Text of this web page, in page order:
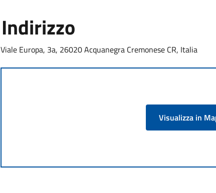
Indirizzo
Viale Europa, 3a, 26020 Acquanegra Cremonese CR, Italia
Visualizza in